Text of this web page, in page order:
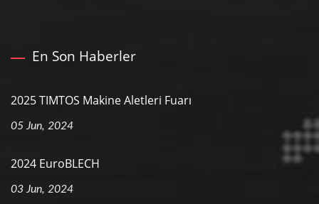
En Son Haberler
2025 TIMTOS Makine Aletleri Fuarı
05 Jun, 2024
2024 EuroBLECH
03 Jun, 2024